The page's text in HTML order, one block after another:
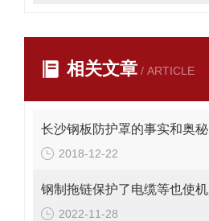
相关文章 / ARTICLE
长沙钢板防护罩的事实和奥秘
2018-12-22
2022-11-28